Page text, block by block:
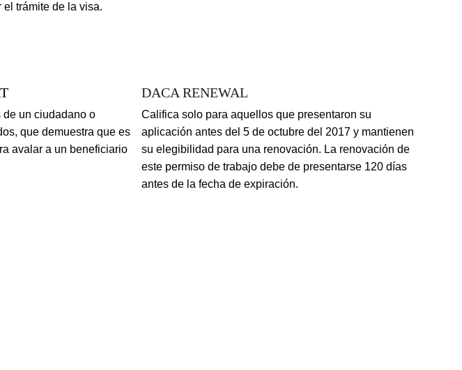
trámite de la visa.
DACA RENEWAL
​Califica solo para aquellos que presentaron su
aplicación antes del 5 de octubre del 2017 y mantienen
su elegibilidad para una renovación. La renovación de
este permiso de trabajo debe de presentarse 120 días
antes de la fecha de expiración.
de un ciudadano o
que demuestra que es
avalar a un beneficiario